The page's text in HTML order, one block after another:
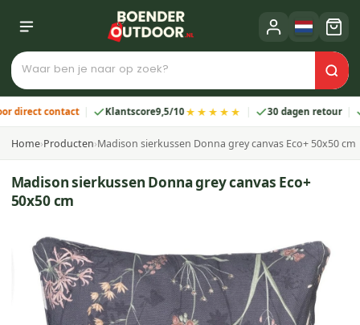
contact Klantscore9,5/10★★★★★ 30 dagen retour 2
Home›Producten›Madison sierkussen Donna grey canvas Eco+ 50x50 cm
Madison sierkussen Donna grey canvas Eco+
50x50 cm